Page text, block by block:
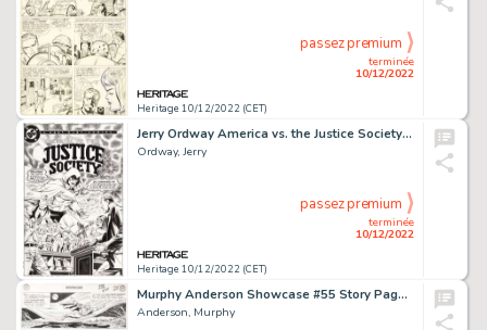
Heritage 10/12/2022 (CET)
terminée
10/12/2022
passez premium
Jerry Ordway America vs. the Justice Society #2 Cover Original Art (DC, 1985)....
Ordway, Jerry
Heritage 10/12/2022 (CET)
terminée
10/12/2022
passez premium
Murphy Anderson Showcase #55 Story Page 21 Green Lantern, Solomon Grundy, and Doctor Fate Original Art (DC, 1965)....
Anderson, Murphy